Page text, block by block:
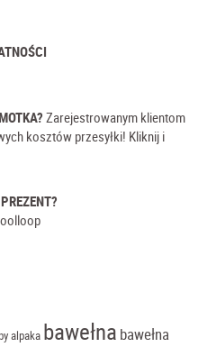
Zarejestrowanym klientom
kosztów przesyłki! Kliknij i
alpaka bawełna bawełna